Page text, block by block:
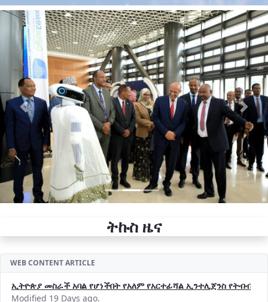
Previous Next
ትኩስ ዜና
WEB CONTENT ARTICLE
ኢትዮጵያ መስራች አባል የሆነችበት የአለም የአርተፊሻል ኢንተሊጀንስ የትብብር
Modified 19 Days ago.